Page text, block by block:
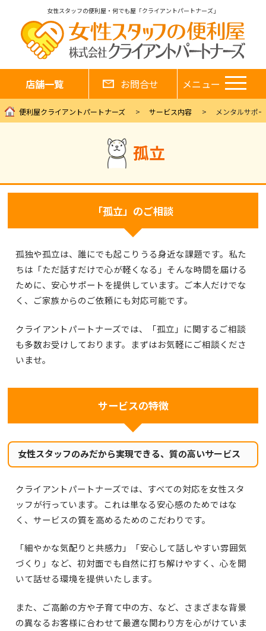
女性スタッフの便利屋・何でも屋「クライアントパートナーズ」
店舗一覧 お問合せ メニュー
便利屋クライアントパートナーズ サービス内容 メンタルサポ
孤立
「孤立」のご相談
孤独や孤立は、誰にでも起こりうる身近な課題です。私た
ちは「ただ話すだけで心が軽くなる」そんな時間を届ける
ために、安心サポートを提供しています。ご本人だけでな
く、ご家族からのご依頼にも対応可能です。
クライアントパートナーズでは、「孤立」に関するご相談
も多数お受けしております。まずはお気軽にご相談くださ
いませ。
サービスの特徴
女性スタッフのみだから実現できる、質の高いサービス
クライアントパートナーズでは、すべての対応を女性スタ
ッフが行っています。これは単なる安心感のためではな
く、サービスの質を高めるためのこだわりです。
「細やかな気配りと共感力」「安心して話しやすい雰囲気
づくり」など、初対面でも自然に打ち解けやすく、心を開
いて話せる環境を提供いたします。
また、ご高齢の方や子育て中の方、など、さまざまな背景
の異なるお客様に合わせて最適な関わり方を心がけていま